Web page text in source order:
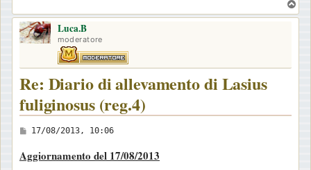
o
Luca.B
moderatore
Re: Diario di allevamento di Lasius
fuliginosus (reg.4)
M
s
17/08/2013, 10:06
Aggiornamento del 17/08/2013